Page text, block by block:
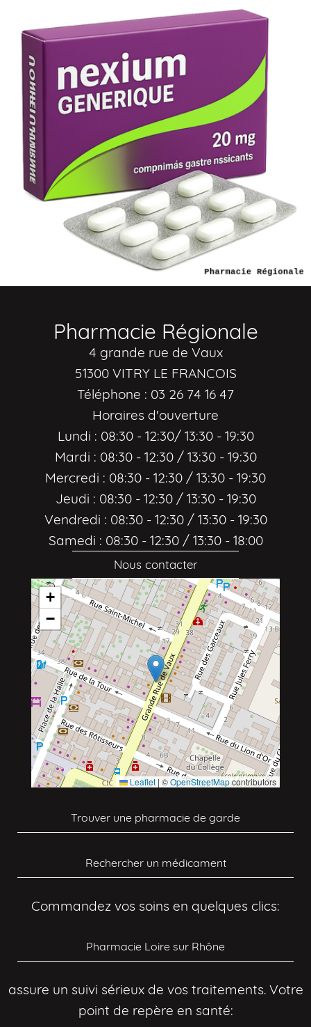
+
−
Leaflet | ©OpenStreetMapcontributors
Trouver une pharmacie de garde
Rechercher un médicament
Commandez vos soins en quelques clics:
Pharmacie Loire sur Rhône
assure un suivi sérieux de vos traitements. Votre
point de repère en santé:
Pharmacie Régionale
4 grande rue de Vaux
51300 VITRY LE FRANCOIS
Téléphone : 03 26 74 16 47
Horaires d'ouverture
Lundi : 08:30 - 12:30/ 13:30 - 19:30
Mardi : 08:30 - 12:30 / 13:30 - 19:30
Mercredi : 08:30 - 12:30 / 13:30 - 19:30
Jeudi : 08:30 - 12:30 / 13:30 - 19:30
Vendredi : 08:30 - 12:30 / 13:30 - 19:30
Samedi : 08:30 - 12:30 / 13:30 - 18:00
Nous contacter